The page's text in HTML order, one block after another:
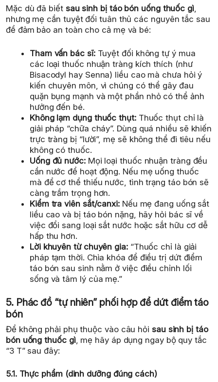
Mặc dù đã biết sau sinh bị táo bón uống thuốc gì,
nhưng mẹ cần tuyệt đối tuân thủ các nguyên tắc sau
để đảm bảo an toàn cho cả mẹ và bé:
Tham vấn bác sĩ:Tuyệt đối không tự ý mua
các loại thuốc nhuận tràng kích thích (như
Bisacodyl hay Senna) liều cao mà chưa hỏi ý
kiến chuyên môn, vì chúng có thể gây đau
quặn bụng mạnh và một phần nhỏ có thể ảnh
hưởng đến bé.
Không lạm dụng thuốc thụt:Thuốc thụt chỉ là
giải pháp “chữa cháy”. Dùng quá nhiều sẽ khiến
trực tràng bị “lười”, mẹ sẽ không thể đi tiêu nếu
không có thuốc.
Uống đủ nước:Mọi loại thuốc nhuận tràng đều
cần nước để hoạt động. Nếu mẹ uống thuốc
mà để cơ thể thiếu nước, tình trạng táo bón sẽ
càng trầm trọng hơn.
Kiểm tra viên sắt/canxi:Nếu mẹ đang uống sắt
liều cao và bị táo bón nặng, hãy hỏi bác sĩ về
việc đổi sang loại sắt nước hoặc sắt hữu cơ dễ
hấp thu hơn.
Lời khuyên từ chuyên gia:“Thuốc chỉ là giải
pháp tạm thời. Chìa khóa để điều trị dứt điểm
táo bón sau sinh nằm ở việc điều chỉnh lối
sống và tâm lý của mẹ.”
5. Phác đồ “tự nhiên” phối hợp để dứt điểm táo
bón
Để không phải phụ thuộc vào câu hỏi sau sinh bị táo
bón uống thuốc gì, mẹ hãy áp dụng ngay bộ quy tắc
“3 T” sau đây:
5.1. Thực phẩm (dinh dưỡng đúng cách)